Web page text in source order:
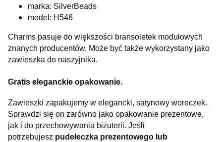
marka: SilverBeads
model: H546
Charms pasuje do większości bransoletek modułowych
znanych producentów. Może być także wykorzystany jako
zawieszka do naszyjnika.
Gratis eleganckie opakowanie.
Zawieszki zapakujemy w elegancki, satynowy woreczek.
Sprawdzi się on zarówno jako opakowanie prezentowe,
jak i do przechowywania biżuterii. Jeśli
potrzebujesz pudełeczka prezentowego lub